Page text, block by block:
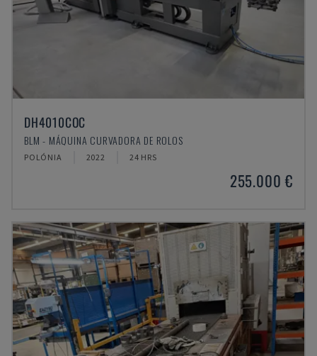
DH4010COC
BLM - MÁQUINA CURVADORA DE ROLOS
POLÓNIA 2022 24 HRS
255.000 €